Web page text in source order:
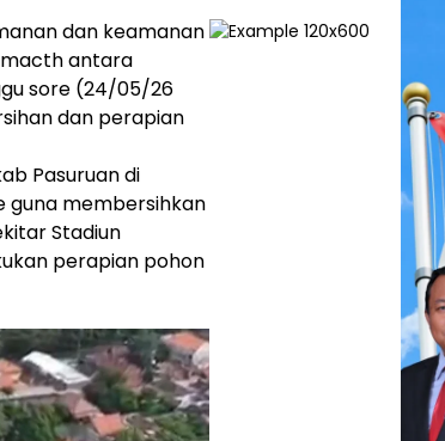
dan keamanan
antara
sore (24/05/26
dan perapian
Pasuruan di
guna membersihkan
Stadiun
perapian pohon